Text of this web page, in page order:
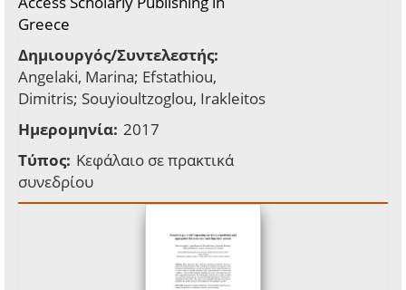
Greece
Δημιουργός/Συντελεστής:
Angelaki, Marina; Efstathiou,
Dimitris; Souyioultzoglou, Irakleitos
Ημερομηνία: 2017
Τύπος: Κεφάλαιο σε πρακτικά
συνεδρίου